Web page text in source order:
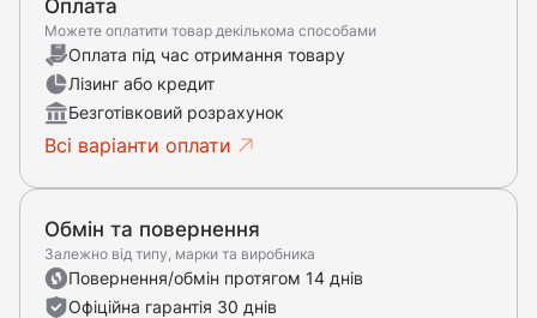
Оплата
Можете оплатити товар декількома способами
Оплата під час отримання товару
Лізинг або кредит
Безготівковий розрахунок
Всі варіанти оплати
Обмін та повернення
Залежно від типу, марки та виробника
Повернення/обмін протягом 14 днів
Офіційна гарантія 30 днів